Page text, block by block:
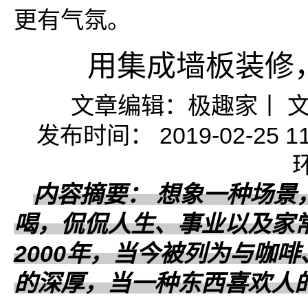
更有气氛。
用集成墙板装修
文章编辑：极趣家丨
发布时间： 2019-02-25
内容摘要： 想象一种场景
喝，侃侃人生、事业以及家
2000年，当今被列为与咖
的深厚，当一种东西喜欢人